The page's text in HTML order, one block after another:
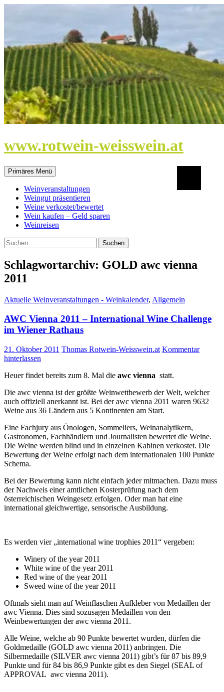
www.rotwein-weisswein.at
Primäres Menü
Weinveranstaltungen
Weingut präsentieren
Weine verkostet/bewertet
Wein kaufen – Geld sparen
Weinreisen
Suchen
nach:
Schlagwortarchiv: GOLD awc vienna
2011
Aktuelle Weinveranstaltungen - Weinkalender, Allgemein
AWC Vienna 2011 – International Wine Challenge
im Wiener Rathaus
21. Oktober 2011 Thomas Rotwein-Weisswein.at Kommentar
hinterlassen
Heuer findet bereits zum 8. Mal die awc vienna statt.
Die awc vienna ist der größte Weinwettbewerb der Welt, welcher
auch offiziell anerkannt ist. Bei der awc vienna 2011 waren 9632
Weine aus 36 Ländern aus 5 Kontinenten am Start.
Eine Fachjury aus Önologen, Sommeliers, Weinanalytikern,
Gastronomen, Fachhändlern und Journalisten bewertet die Weine.
Die Weine werden blind und in einzelnen Kabinen verkostet. Die
Bewertung der Weine erfolgt nach dem internationalen 100 Punkte
Schema.
Bei der Bewertung kann nicht einfach jeder mitmachen. Dazu muss
der Nachweis einer amtlichen Kosterprüfung nach dem
österreichischen Weingesetz erfolgen. Oder man hat eine
international gleichwertige, sensorische Ausbildung.
Es werden vier „international wine trophies 2011“ vergeben:
Winery of the year 2011
White wine of the year 2011
Red wine of the year 2011
Sweed wine of the year 2011
Oftmals sieht man auf Weinflaschen Aufkleber von Medaillen der
awc Vienna. Dies sind sozusagen Medaillen von den
Weinbewertungen der awc vienna 2011.
Alle Weine, welche ab 90 Punkte bewertet wurden, dürfen die
Goldmedaille (GOLD awc vienna 2011) anbringen. Die
Silbermedaille (SILVER awc vienna 2011) gibt’s für 87 bis 89,9
Punkte und für 84 bis 86,9 Punkte gibt es den Siegel (SEAL of
APPROVAL awc vienna 2011).